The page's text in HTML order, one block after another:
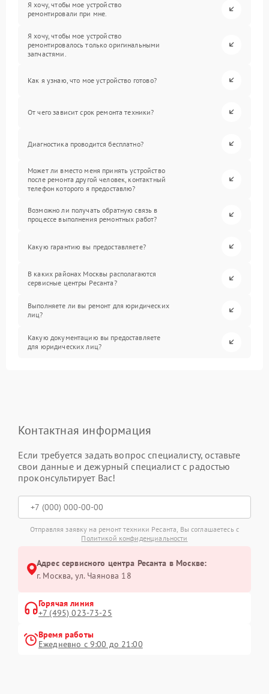
Я хочу, чтобы мое устройство
ремонтировали при мне.
Я хочу, чтобы мое устройство
ремонтировалось только оригинальными
запчастями.
Как я узнаю, что мое устройство готово?
От чего зависит срок ремонта техники?
Диагностика проводится бесплатно?
Может ли вместо меня принять устройство
после ремонта другой человек, контактный
телефон которого я предоставлю?
Возможно ли получать обратную связь в
процессе выполнения ремонтных работ?
Какую гарантию вы предоставляете?
В каких районах Москвы располагаются
сервисные центры Ресанта?
Выполняете ли вы ремонт для юридических
лиц?
Какую документацию вы предоставляете
для юридических лиц?
Контактная информация
Если требуется задать вопрос специалисту, оставьте
свои данные и дежурный специалист с радостью
проконсультирует Вас!
Отправляя заявку на ремонт техники Ресанта, Вы соглашаетесь с
Политикой конфиденциальности
Адрес сервисного центра Ресанта в Москве:
г. Москва, ул. Чаянова 18
Горячая линия
+7 (495) 023-73-25
Время работы
Ежедневно с 9:00 до 21:00